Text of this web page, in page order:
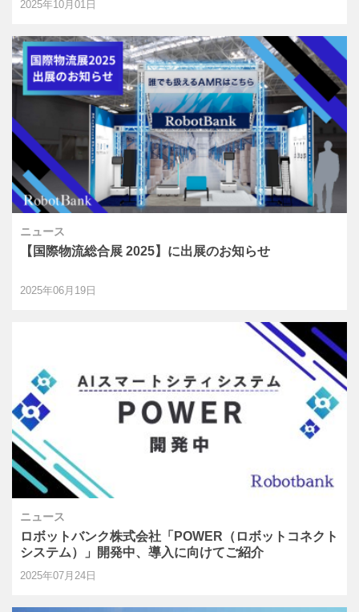
2025年10月01日
ニュース
【国際物流総合展 2025】に出展のお知らせ
2025年06月19日
ニュース
ロボットバンク株式会社「POWER（ロボットコネクト
システム）」開発中、導入に向けてご紹介
2025年07月24日